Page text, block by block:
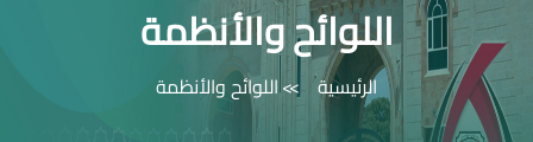
البرامج الاكاديمية
خدمات الطالب
اللوائح والأنظمة
الرئيسية اللوائح والأنظمة